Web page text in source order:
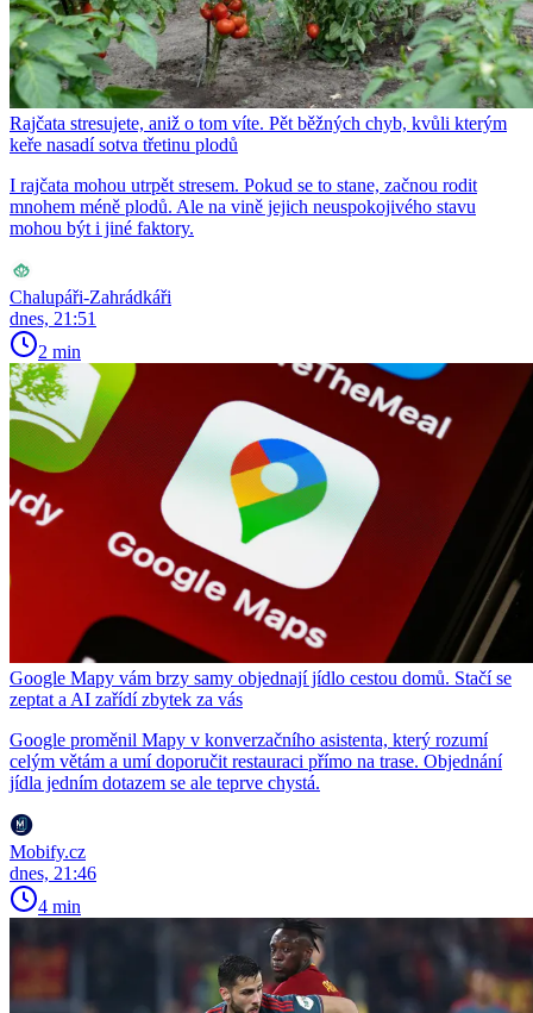
Rajčata stresujete, aniž o tom víte. Pět běžných chyb, kvůli kterým
keře nasadí sotva třetinu plodů
I rajčata mohou utrpět stresem. Pokud se to stane, začnou rodit
mnohem méně plodů. Ale na vině jejich neuspokojivého stavu
mohou být i jiné faktory.
Chalupáři-Zahrádkáři
dnes, 21:51
2 min
Google Mapy vám brzy samy objednají jídlo cestou domů. Stačí se
zeptat a AI zařídí zbytek za vás
Google proměnil Mapy v konverzačního asistenta, který rozumí
celým větám a umí doporučit restauraci přímo na trase. Objednání
jídla jedním dotazem se ale teprve chystá.
Mobify.cz
dnes, 21:46
4 min